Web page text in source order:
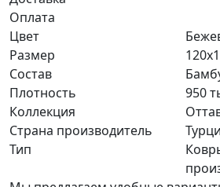
Оплата
Цвет
Размер
Состав
Плотность
950
Коллекция
Страна производитель
Тип